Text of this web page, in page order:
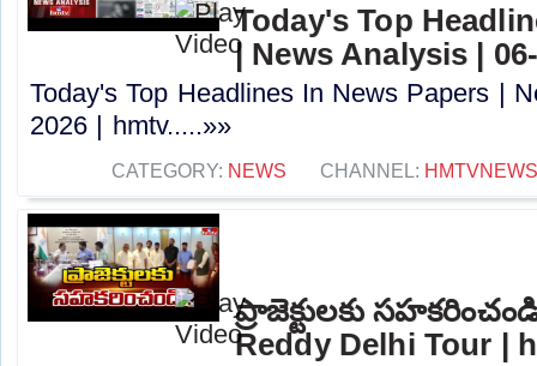
Today's Top
| News Analysis |
Today's Top Headlines In News Papers |
2026 | hmtv.....»»
CATEGORY: NEWS CHANNEL: HMTVNEWS
ప్రాజెక్టులకు
Reddy Delhi Tour |